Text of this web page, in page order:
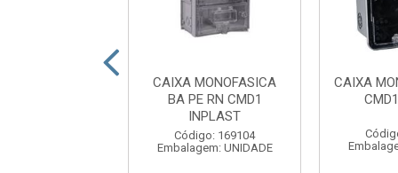
CAIXA MONOFASICA
BA PE RN CMD1
INPLAST
Código: 169104
Embalagem: UNIDADE
CAIXA